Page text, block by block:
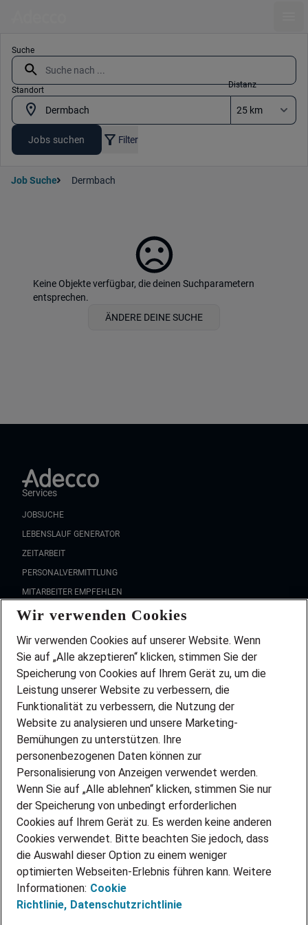
Suche
Standort
Distanz
Jobs suchen Filter
Job Suche Dermbach
Keine Objekte verfügbar, die deinen Suchparametern
entsprechen.
ÄNDERE DEINE SUCHE
Services
JOBSUCHE
LEBENSLAUF GENERATOR
ZEITARBEIT
PERSONALVERMITTLUNG
MITARBEITER EMPFEHLEN
FAQ
Wir stellen ein!
DEINE BERUFSGRUPPE
DEINE LEBENSSITUATION
PARTNERSHIP WITH AIRBUS
INITIATIV BEWERBEN
ÜBER UNS
STANDORTE
BLOG
PRESSE
KONTAKT
@Adecco 2026
IMPRESSUM
DATENSCHUTZ
Wir verwenden Cookies
Wir verwenden Cookies auf unserer Website. Wenn
Sie auf „Alle akzeptieren“ klicken, stimmen Sie der
Speicherung von Cookies auf Ihrem Gerät zu, um die
Leistung unserer Website zu verbessern, die
Funktionalität zu verbessern, die Nutzung der
Website zu analysieren und unsere Marketing-
Bemühungen zu unterstützen. Ihre
personenbezogenen Daten können zur
Personalisierung von Anzeigen verwendet werden.
Wenn Sie auf „Alle ablehnen“ klicken, stimmen Sie nur
der Speicherung von unbedingt erforderlichen
Cookies auf Ihrem Gerät zu. Es werden keine anderen
Cookies verwendet. Bitte beachten Sie jedoch, dass
die Auswahl dieser Option zu einem weniger
optimierten Webseiten-Erlebnis führen kann. Weitere
Informationen: Cookie
Richtlinie, Datenschutzrichtlinie